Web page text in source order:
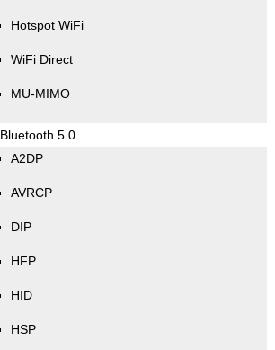
Hotspot WiFi
WiFi Direct
MU-MIMO
Bluetooth 5.0
A2DP
AVRCP
DIP
HFP
HID
HSP